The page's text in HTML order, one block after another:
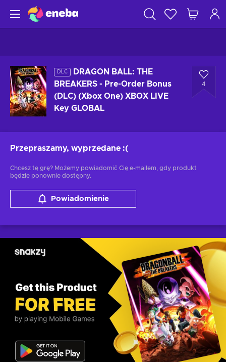
DLC
DRAGON BALL: THE
BREAKERS - Pre-Order Bonus
(DLC) (Xbox One) XBOX LIVE
Key GLOBAL
4
Przepraszamy, wyprzedane :(
Chcesz tę grę? Możemy powiadomić Cię e-mailem, gdy produkt
będzie ponownie dostępny.
Powiadomienie